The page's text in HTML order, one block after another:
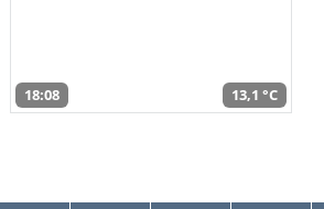
18:08 13,1 °C